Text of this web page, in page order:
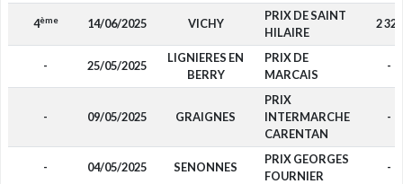
4ème 14/06/2025 VICHY
PRIX DE SAINT
HILAIRE
2 320
- 25/05/2025
LIGNIERES EN
BERRY
PRIX DE
MARCAIS
-
- 09/05/2025 GRAIGNES
PRIX
INTERMARCHE
CARENTAN
-
- 04/05/2025 SENONNES
PRIX GEORGES
FOURNIER
-